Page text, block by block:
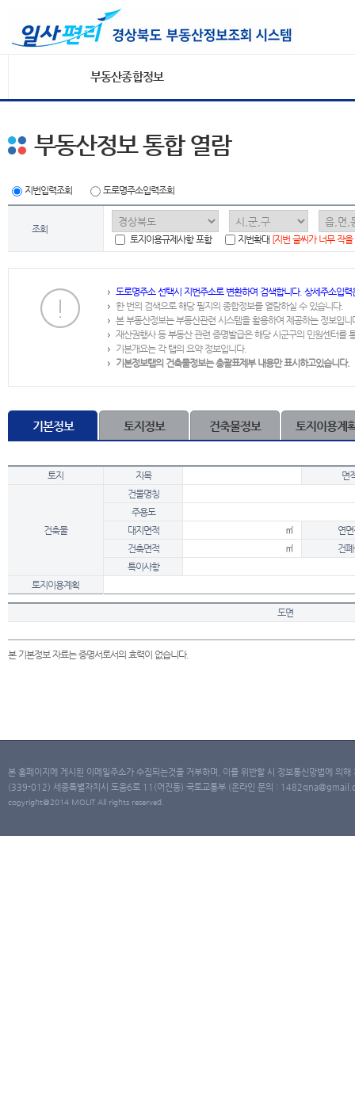
부동산종합정보
부동산정보 통합 열람
지번입력조회 도로명주소입력조회
조회
토지이용규제사항 포함
지번확대 [지번 글씨가 너무 작
도로명주소 선택시 지번주소로 변환하여 검색합니다. 상세주소입
한 번의 검색으로 해당 필지의 종합정보를 열람하실 수 있습니다.
본 부동산정보는 부동산관련 시스템을 활용하여 제공하는 정보입니
재산권행사 등 부동산 관련 증명발급은 해당 시군구의 민원센터를
기본개요는 각 탭의 요약 정보입니다.
기본정보탭의 건축물정보는 총괄표제부 내용만 표시하고있습니다.
기본정보 토지정보 건축물정보 토지이용계
토지 지목 면
건축물
건물명칭
주용도
대지면적
㎡
연
건축면적
㎡
건
특이사항
토지이용계획
도면
본 기본정보 자료는 증명서로서의 효력이 없습니다.
본 홈페이지에 게시된 이메일주소가 수집되는것을 거부하며, 이를 위반할 시 정보통신망법에 의
(339-012) 세종특별자치시 도움6로 11(어진동) 국토교통부 (온라인 문의 :
copyright@2014 MOLIT All rights reserved.